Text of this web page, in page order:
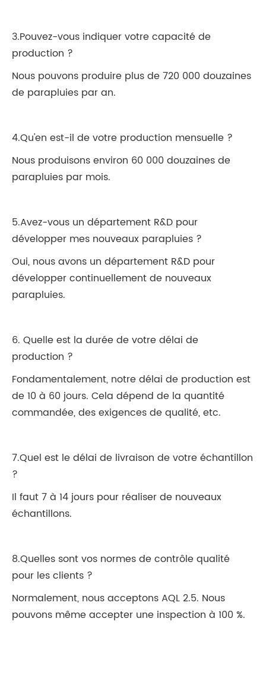
3.Pouvez-vous indiquer votre capacité de
production ?
Nous pouvons produire plus de 720 000 douzaines
de parapluies par an.
4.Qu'en est-il de votre production mensuelle ?
Nous produisons environ 60 000 douzaines de
parapluies par mois.
5.Avez-vous un département R&D pour
développer mes nouveaux parapluies ?
Oui, nous avons un département R&D pour
développer continuellement de nouveaux
parapluies.
6. Quelle est la durée de votre délai de
production ?
Fondamentalement, notre délai de production est
de 10 à 60 jours. Cela dépend de la quantité
commandée, des exigences de qualité, etc.
7.Quel est le délai de livraison de votre échantillon
?
Il faut 7 à 14 jours pour réaliser de nouveaux
échantillons.
8.Quelles sont vos normes de contrôle qualité
pour les clients ?
Normalement, nous acceptons AQL 2.5. Nous
pouvons même accepter une inspection à 100 %.